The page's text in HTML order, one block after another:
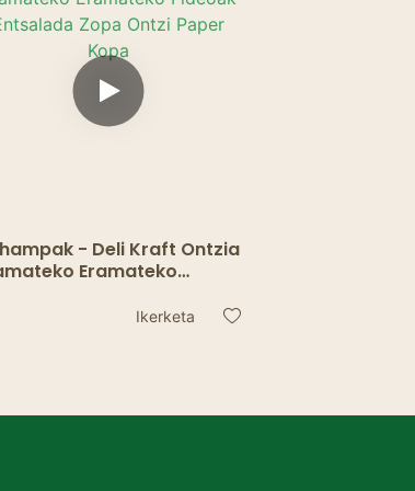
- Deli Kraft Ontzia
Eramateko
Ikerketa